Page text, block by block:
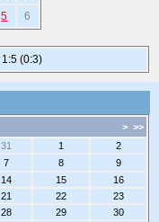
5 6
1:5 (0:3)
> >>
31 1
2
7 8
9
14 15
16
21 22
23
28 29
30